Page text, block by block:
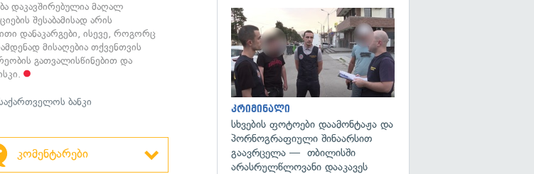
დაკავშირებულია მაღალ
შესაბამისად არის
დანაკარგები, ისევე, როგორც
მისაღებია თქვენთვის
გათვალისწინებით და
ბანკი
კომენტარები
კრიმინალი
სხვების ფოტოები დაამონტაჟა და
პორნოგრაფიული შინაარსით
გაავრცელა — თბილისში
არასრულწლოვანი დააკავეს